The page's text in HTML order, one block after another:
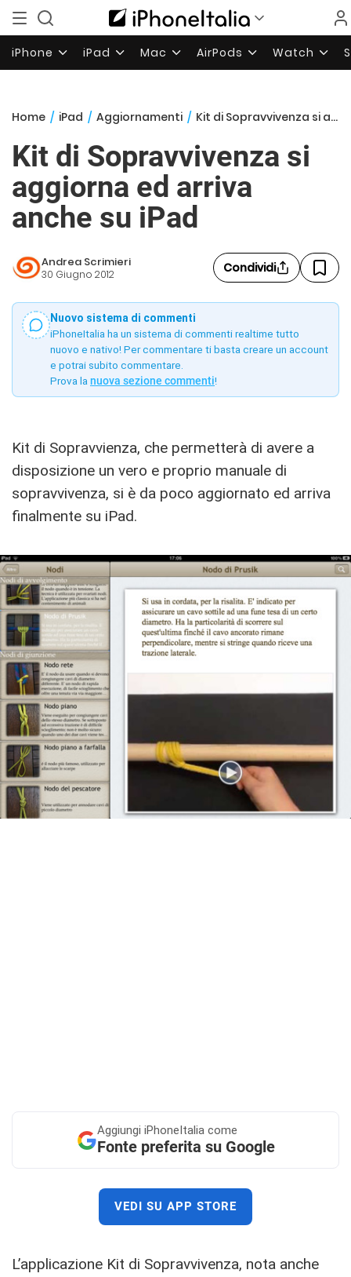
iPhone iPad Mac AirPods Watch
Home / iPad / Aggiornamenti / Kit di Sopravvivenza si aggiorna ed arriva anche su iPad
Kit di Sopravvivenza si
aggiorna ed arriva
anche su iPad
Andrea Scrimieri
30 Giugno 2012 Condividi
Nuovo sistema di commenti
iPhoneItalia ha un sistema di commenti realtime tutto
nuovo e nativo! Per commentare ti basta creare un account
e potrai subito commentare.
Prova la nuova sezione commenti!
Kit di Sopravvienza, che permetterà di avere a
disposizione un vero e proprio manuale di
sopravvivenza, si è da poco aggiornato ed arriva
finalmente su iPad.
Aggiungi iPhoneItalia come
Fonte preferita su Google
VEDI SU APP STORE
L’applicazione Kit di Sopravvivenza, nota anche